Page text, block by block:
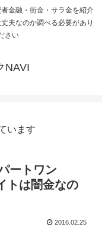
金融・街金・サラ金を紹介
夫なのか調べる必要があり
さい
NAVI
います
ートワン
トは闇金なの
2016.02.25